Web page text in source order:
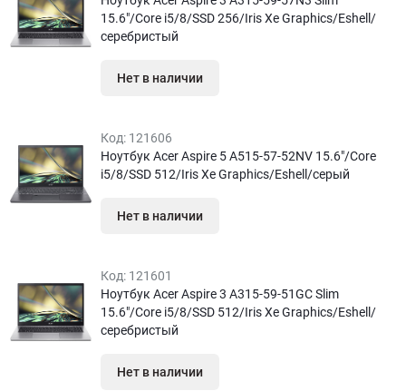
15.6″/Core i5/8/SSD 256/Iris Xe Graphics/Eshell/
серебристый
Нет в наличии
Код: 121606
Ноутбук Acer Aspire 5 A515-57-52NV 15.6″/Core
i5/8/SSD 512/Iris Xe Graphics/Eshell/серый
Нет в наличии
Код: 121601
Ноутбук Acer Aspire 3 A315-59-51GC Slim
15.6″/Core i5/8/SSD 512/Iris Xe Graphics/Eshell/
серебристый
Нет в наличии